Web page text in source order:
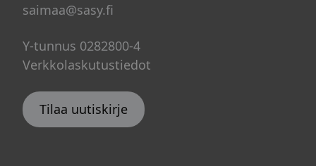
saimaa@sasy.fi
Y-tunnus 0282800-4
Verkkolaskutustiedot
Tilaa uutiskirje